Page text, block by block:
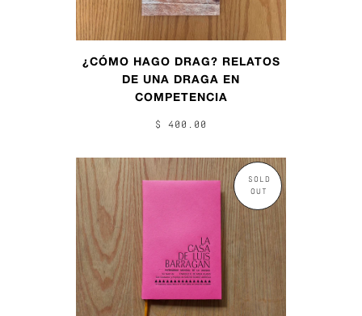
¿CÓMO HAGO DRAG? RELATOS
DE UNA DRAGA EN
COMPETENCIA
$ 400.00
SOLD
OUT